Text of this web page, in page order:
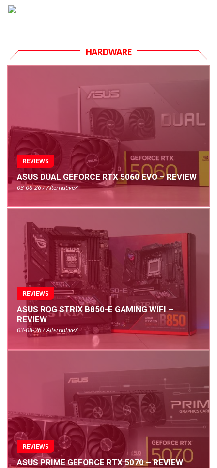
HARDWARE
REVIEWS
ASUS DUAL GEFORCE RTX 5060 EVO – REVIEW
03-08-26 / AlternativeX
REVIEWS
ASUS ROG STRIX B850-E GAMING WIFI –
REVIEW
03-08-26 / AlternativeX
REVIEWS
ASUS PRIME GEFORCE RTX 5070 – REVIEW